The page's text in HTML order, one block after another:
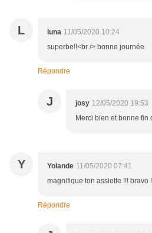
L luna 11/05/2020 10:24
superbe!!<br /> bonne journée
Répondre
J josy 12/05/2020 19:53
Merci bien et bonne fin
Y Yolande 11/05/2020 07:41
magnifique ton assiette !!! bravo
Répondre